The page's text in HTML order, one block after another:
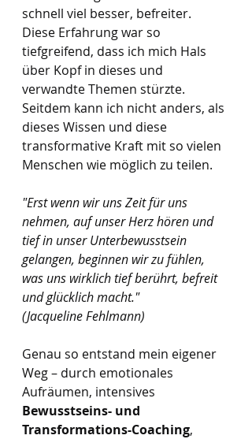
schnell viel besser, befreiter.
Diese Erfahrung war so
tiefgreifend, dass ich mich Hals
über Kopf in dieses und
verwandte Themen stürzte.
Seitdem kann ich nicht anders, als
dieses Wissen und diese
transformative Kraft mit so vielen
Menschen wie möglich zu teilen.
"Erst wenn wir uns Zeit für uns
nehmen, auf unser Herz hören und
tief in unser Unterbewusstsein
gelangen, beginnen wir zu fühlen,
was uns wirklich tief berührt, befreit
und glücklich macht."
(Jacqueline Fehlmann)
Genau so entstand mein eigener
Weg – durch emotionales
Aufräumen, intensives
Bewusstseins- und
Transformations-Coaching,